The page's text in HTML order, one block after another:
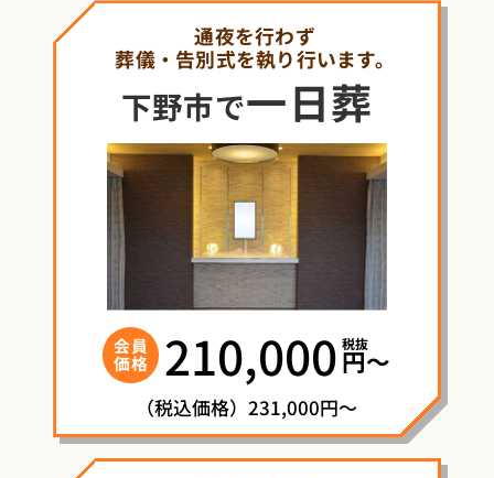
通夜を行わず
葬儀・告別式を執り行います。
下野市で一日葬
会員
価格 210,000 税抜
円〜
（税込価格）231,000円～